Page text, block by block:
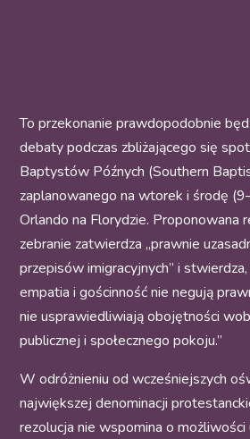
To przekonanie prawdopodobnie
debaty podczas zbliżającego się
Baptystów Późnych (Southern
zaplanowanego na wtorek i środę
Orlando na Florydzie. Proponowana
zebranie zatwierdza „prawnie
przepisów imigracyjnych” i
empatia i gościnność nie negują
nie usprawiedliwiają obojętności
publicznej i społecznego pokoju.”
W odróżnieniu od wcześniejszych
największej denominacji
rezolucja nie wspomina o